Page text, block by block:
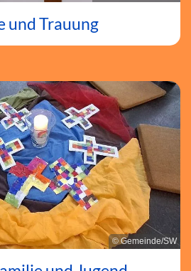
und Trauung
© Gemeinde/SW